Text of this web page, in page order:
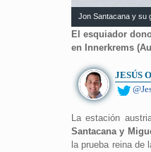
Jon Santacana y su
El esquiador
en Innerkrems
JESÚS
La estación
Santacana y
la prueba reina de